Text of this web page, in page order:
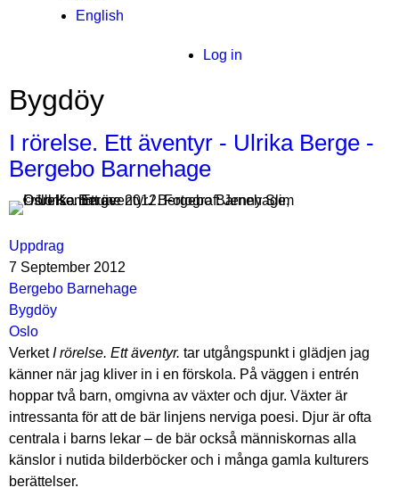
English
UserLog in
Bygdöy
I rörelse. Ett äventyr - Ulrika Berge -
Bergebo Barnehage
Uppdrag
7 September 2012
Bergebo Barnehage
Bygdöy
Oslo
VerketI rörelse. Ett äventyr. tar utgångspunkt i glädjen jag
känner när jag kliver in i en förskola. På väggen i entrén
hoppar två barn, omgivna av växter och djur. Växter är
intressanta för att de bär linjens nerviga poesi. Djur är ofta
centrala i barns lekar – de bär också människornas alla
känslor i nutida bilderböcker och i många gamla kulturers
berättelser.